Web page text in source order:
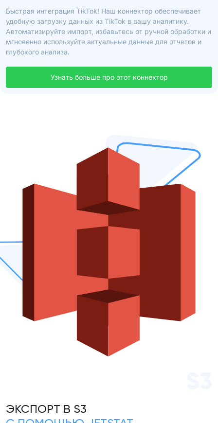
Быстрая интеграция TikTok! Наш коннектор обеспечивает
удобную загрузку данных из TikTok в вашу аналитику.
Автоматизируйте импорт, избавьтесь от ручной обработки и
мгновенно используйте актуальные данные для отчетов и
глубокого анализа.
Узнать больше про этот коннектор
ЭКСПОРТ В S3